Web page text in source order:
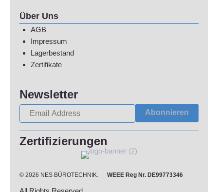
Über Uns
AGB
Impressum
Lagerbestand
Zertifikate
Newsletter
Abonnieren
Zertifizierungen
© 2026 NES BÜROTECHNIK. WEEE Reg Nr. DE99773346